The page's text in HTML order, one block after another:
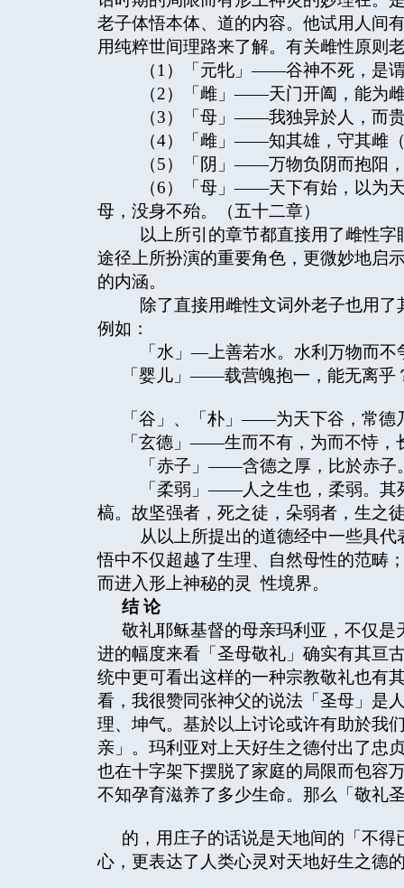
老子体悟本体、道的内容。他试用人间
用纯粹世间理路来了解。有关雌性原则
（1）「元牝」——谷神不死，是谓
（2）「雌」——天门开阖，能为
（3）「母」——我独异於人，而
（4）「雌」——知其雄，守其雌
（5）「阴」——万物负阴而抱阳，
（6）「母」——天下有始，以为天
母，没身不殆。（五十二章）
以上所引的章节都直接用了雌性字
途径上所扮演的重要角色，更微妙地启
的内涵。
除了直接用雌性文词外老子也用了
例如：
「水」—上善若水。水利万物而不
「婴儿」——载营魄抱一，能无离乎
「谷」、「朴」——为天下谷，常德
「玄德」——生而不有，为而不恃，
「赤子」——含德之厚，比於赤子
「柔弱」——人之生也，柔弱。其
槁。故坚强者，死之徒，朵弱者，生之
从以上所提出的道德经中一些具代
悟中不仅超越了生理、自然母性的范畴
而进入形上神秘的灵 性境界。
结论
敬礼耶稣基督的母亲玛利亚，不仅
进的幅度来看「圣母敬礼」确实有其亘
统中更可看出这样的一种宗教敬礼也有
看，我很赞同张神父的说法「圣母」是
理、坤气。基於以上讨论或许有助於我
亲」。玛利亚对上天好生之德付出了忠
也在十字架下摆脱了家庭的局限而包容
不知孕育滋养了多少生命。那么「敬礼
的，用庄子的话说是天地间的「不
心，更表达了人类心灵对天地好生之德